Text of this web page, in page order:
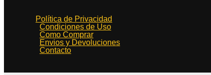
Política de Privacidad
Condiciones de Uso
Como Comprar
Envios y Devoluciones
Contacto